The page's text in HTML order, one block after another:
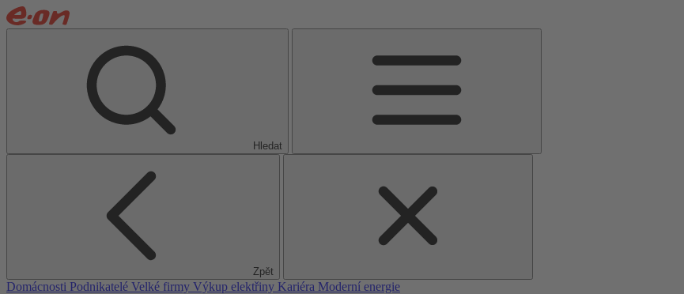
Hledat
Zpět
Domácnosti Podnikatelé Velké firmy Výkup elektřiny Kariéra Moderní energie